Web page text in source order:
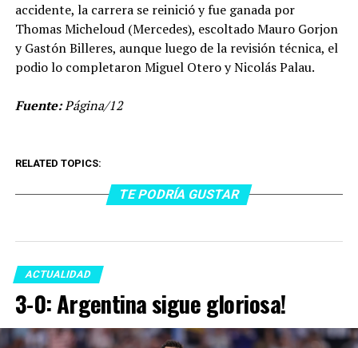
accidente, la carrera se reinició y fue ganada por
Thomas Micheloud (Mercedes), escoltado Mauro Gorjon
y Gastón Billeres, aunque luego de la revisión técnica, el
podio lo completaron Miguel Otero y Nicolás Palau.
Fuente:Página/12
RELATED TOPICS:
TE PODRÍA GUSTAR
ACTUALIDAD
3-0: Argentina sigue gloriosa!